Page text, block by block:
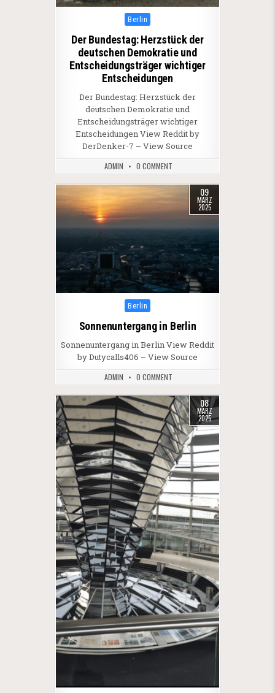
Posted in
Berlin
Der Bundestag: Herzstück der
deutschen Demokratie und
Entscheidungsträger wichtiger
Entscheidungen
Der Bundestag: Herzstück der
deutschen Demokratie und
Entscheidungsträger wichtiger
Entscheidungen View Reddit by
DerDenker-7 – View Source
ADMIN 0 COMMENT
09
MÄRZ
2025
Posted in
Berlin
Sonnenuntergang in Berlin
Sonnenuntergang in Berlin View Reddit
by Dutycalls406 – View Source
ADMIN 0 COMMENT
08
MÄRZ
2025